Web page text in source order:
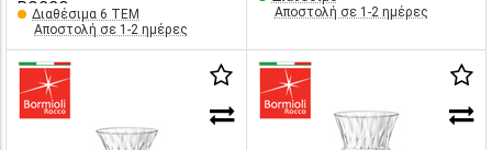
ROCCO
Διαθέσιμα 6 ΤΕΜ
Αποστολή σε 1-2 ημέρες
Αποστολή σε 1-2 ημέρες